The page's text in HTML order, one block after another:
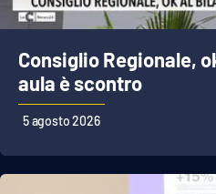
Cultura
Economia e Lavoro
Politica
Sanità
Consiglio Regionale,
aula è scontro
5 agosto 2026